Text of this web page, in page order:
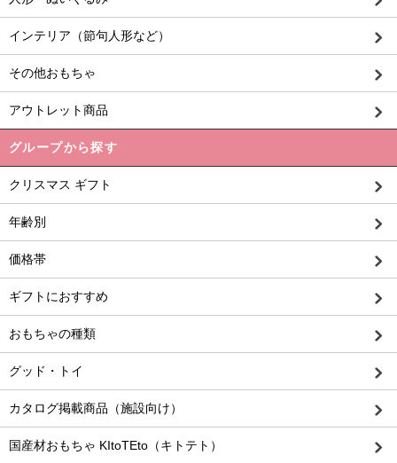
インテリア（節句人形など）
その他おもちゃ
アウトレット商品
グループから探す
クリスマス ギフト
年齢別
価格帯
ギフトにおすすめ
おもちゃの種類
グッド・トイ
カタログ掲載商品（施設向け）
国産材おもちゃ KItoTEto（キトテト）